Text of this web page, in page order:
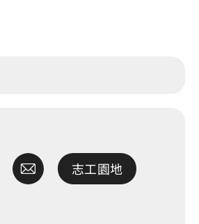
志工園地